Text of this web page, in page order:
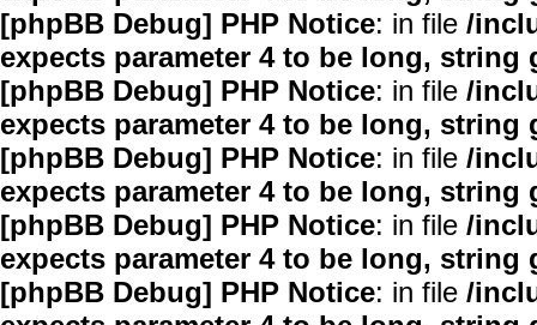
[phpBB Debug] PHP Notice: in file /
expects parameter 4 to be long, string
[phpBB Debug] PHP Notice: in file /
expects parameter 4 to be long, string
[phpBB Debug] PHP Notice: in file /
expects parameter 4 to be long, string
[phpBB Debug] PHP Notice: in file /
expects parameter 4 to be long, string
[phpBB Debug] PHP Notice: in file /